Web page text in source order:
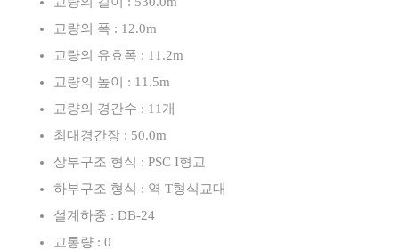
교량의 폭 : 12.0m
교량의 유효폭 : 11.2m
교량의 높이 : 11.5m
교량의 경간수 : 11개
최대경간장 : 50.0m
상부구조 형식 : PSC I형교
하부구조 형식 : 역 T형식교대
설계하중 : DB-24
교통량 : 0